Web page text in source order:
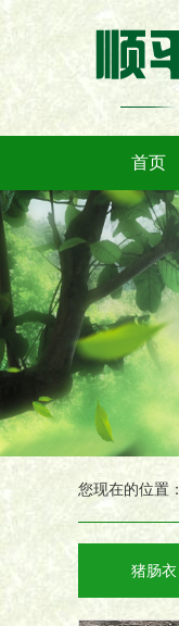
首页
您现在的位置：
猪肠衣